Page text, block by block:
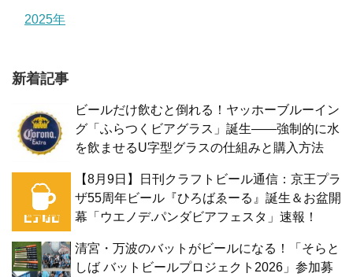
2025年
新着記事
ビールだけ飲むと倒れる！ヤッホーブルーイン
グ「ふらつくビアグラス」誕生——強制的に水
を飲ませるU字型グラスの仕組みと購入方法
【8月9日】日刊クラフトビール通信：京王プラ
ザ55周年ビール『ひろばゑーる』誕生＆お盆開
幕「ウエノデ.パンダビアフェスタ」速報！
清宮・万波のバットがビールになる！「そらと
しば バットビールプロジェクト2026」参加募